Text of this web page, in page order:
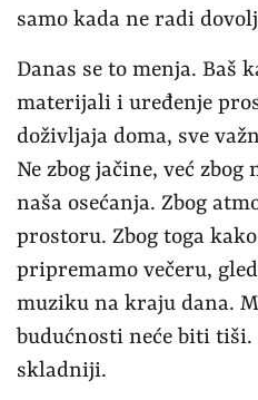
samo kada ne radi
Danas se to menja. Baš
materijali i uređenje
doživljaja doma, sve
Ne zbog jačine, već
naša osećanja. Zbog
prostoru. Zbog toga
pripremamo večeru,
muziku na kraju dana.
budućnosti neće biti
skladniji.